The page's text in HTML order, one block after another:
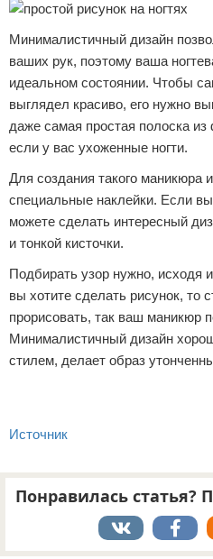
Минималистичный дизайн
ваших рук, поэтому ваша
идеальном состоянии. Чтобы
выглядел красиво, его нужно
даже самая простая полоска
если у вас ухоженные ногти.
Для создания такого маникюра
специальные наклейки. Если
можете сделать интересный
и тонкой кисточки.
Подбирать узор нужно, исходя
вы хотите сделать рисунок, то
прорисовать, так ваш маникюр
Минималистичный дизайн
стилем, делает образ
Источник
Понравилась статья?